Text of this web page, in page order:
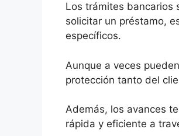
Los trámites bancarios
solicitar un préstamo,
específicos.
Aunque a veces
protección tanto del
Además, los avances
rápida y eficiente a